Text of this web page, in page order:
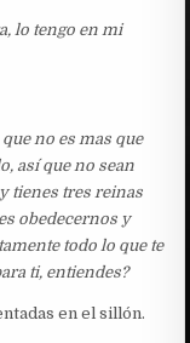
lo tengo en mi
no es mas que
así que no sean
tienes tres reinas
obedecernos y
todo lo que te
ti, entiendes?
en el sillón.